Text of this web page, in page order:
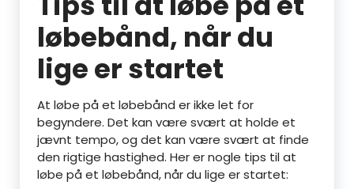
løbebånd, når du
lige er startet
At løbe på et løbebånd er ikke let for
begyndere. Det kan være svært at holde et
jævnt tempo, og det kan være svært at finde
den rigtige hastighed. Her er nogle tips til at
løbe på et løbebånd, når du lige er startet: